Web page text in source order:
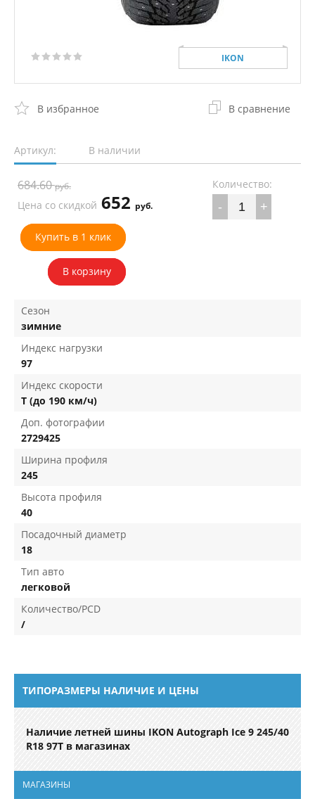
IKON
В избранное В сравнение
Артикул: В наличии
684.60руб.
Цена со скидкой 652 руб.
Количество:
- +
Купить в 1 клик
В корзину
Сезон
зимние
Индекс нагрузки
97
Индекс скорости
T (до 190 км/ч)
Доп. фотографии
2729425
Ширина профиля
245
Высота профиля
40
Посадочный диаметр
18
Тип авто
легковой
Количество/PCD
/
ТИПОРАЗМЕРЫ НАЛИЧИЕ И ЦЕНЫ
Наличие летней шины IKON Autograph Ice 9 245/40
R18 97T в магазинах
МАГАЗИНЫ